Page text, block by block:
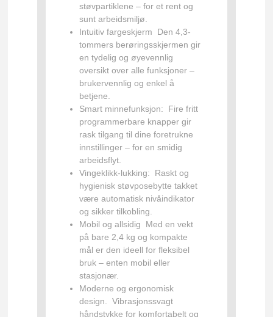
støvpartiklene – for et rent og
sunt arbeidsmiljø.
Intuitiv fargeskjerm Den 4,3-
tommers berøringsskjermen gir
en tydelig og øyevennlig
oversikt over alle funksjoner –
brukervennlig og enkel å
betjene.
Smart minnefunksjon: Fire fritt
programmerbare knapper gir
rask tilgang til dine foretrukne
innstillinger – for en smidig
arbeidsflyt.
Vingeklikk-lukking: Raskt og
hygienisk støvposebytte takket
være automatisk nivåindikator
og sikker tilkobling.
Mobil og allsidig Med en vekt
på bare 2,4 kg og kompakte
mål er den ideell for fleksibel
bruk – enten mobil eller
stasjonær.
Moderne og ergonomisk
design.
Vibrasjonssvagt
håndstykke for komfortabelt og